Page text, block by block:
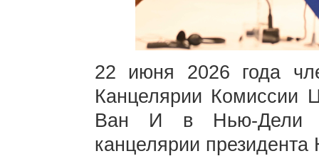
22 июня 2026 года
Канцелярии Комиссии
Ван И в Нью-Дели
канцелярии